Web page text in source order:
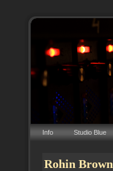
Info Studio Blue
Rohin Brown